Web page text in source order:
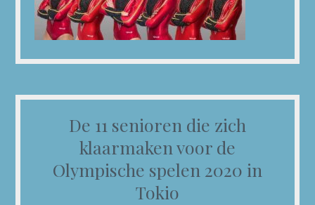
De 11 senioren die zich
klaarmaken voor de
Olympische spelen 2020 in
Tokio